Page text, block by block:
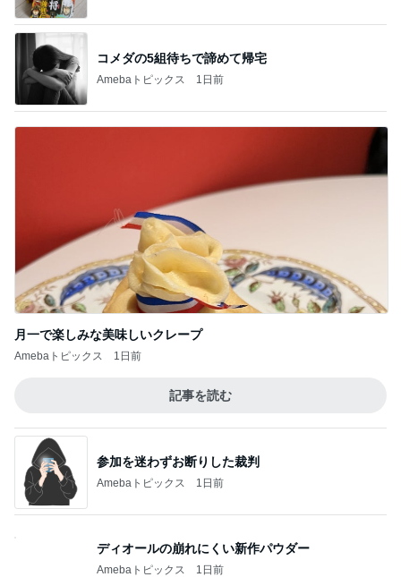
コメダの5組待ちで諦めて帰宅
Amebaトピックス 1日前
月一で楽しみな美味しいクレープ
Amebaトピックス 1日前
記事を読む
参加を迷わずお断りした裁判
Amebaトピックス 1日前
ディオールの崩れにくい新作パウダー
Amebaトピックス 1日前